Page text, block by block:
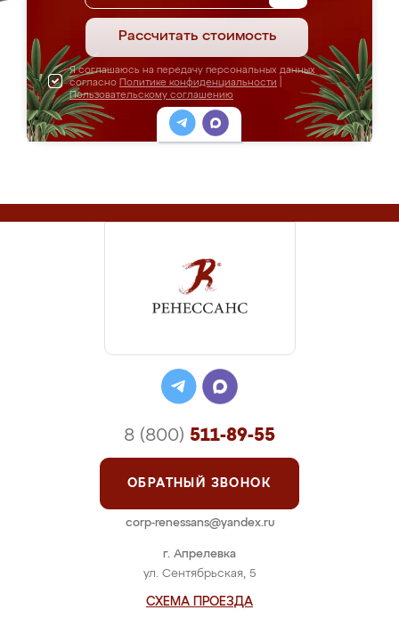
Рассчитать стоимость
Я соглашаюсь на передачу персональных данных
согласно Политике конфиденциальности
Пользовательскому соглашению
г. Апрелевка
ул. Сентябрьская, 5
СХЕМА ПРОЕЗДА
8 (800) 511-89-55
ОБРАТНЫЙ ЗВОНОК
corp-renessans@yandex.ru